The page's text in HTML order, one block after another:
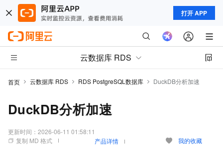
打开 APP
云数据库 RDS
首页 云数据库 RDS RDS PostgreSQL数据库 DuckDB分析加速
DuckDB分析加速
更新时间： 2026-06-11 01:58:11
复制 MD 格式
产品详情 我的收藏